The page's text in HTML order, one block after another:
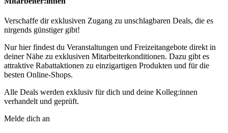
Verschaffe dir exklusiven Zugang zu unschlagbaren Deals, die es
nirgends günstiger gibt!
Nur hier findest du Veranstaltungen und Freizeitangebote direkt in
deiner Nähe zu exklusiven Mitarbeiterkonditionen. Dazu gibt es
attraktive Rabattaktionen zu einzigartigen Produkten und für die
besten Online-Shops.
Alle Deals werden exklusiv für dich und deine Kolleg:innen
verhandelt und geprüft.
Melde dich an